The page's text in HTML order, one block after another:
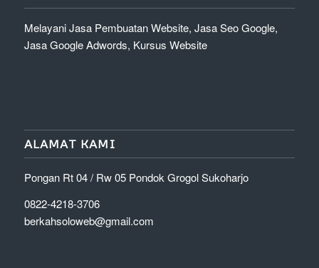
Melayani Jasa Pembuatan Website, Jasa Seo Google,
Jasa Google Adwords, Kursus Website
ALAMAT KAMI
Pongan Rt 04 / Rw 05 Pondok Grogol Sukoharjo
0822-4218-3706
berkahsoloweb@gmail.com